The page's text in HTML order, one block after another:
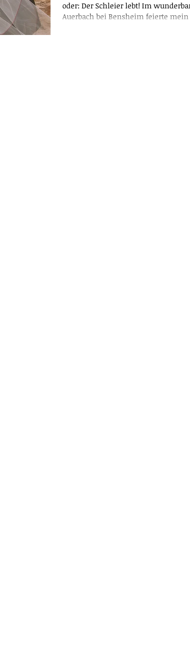
oder: Der Schleier lebt! Im
Auerbach bei Bensheim feierte mein